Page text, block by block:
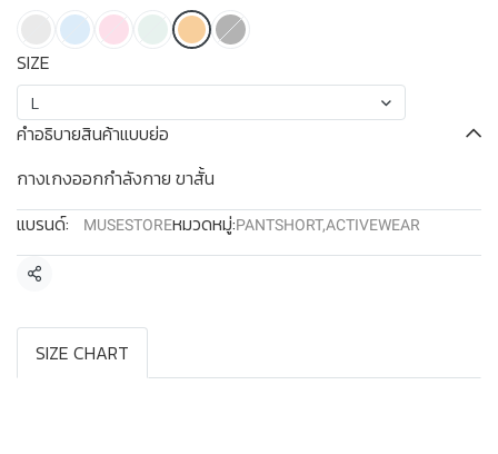
SIZE
L
คำอธิบายสินค้าแบบย่อ
กางเกงออกกำลังกาย ขาสั้น
แบรนด์:
MUSESTOREหมวดหมู่:PANTSHORT,ACTIVEWEAR
แชร์
SIZE CHART